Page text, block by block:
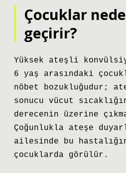
Çocuklar
geçirir?
Yüksek ateşli
6 yaş arasındaki
nöbet bozukluğudur;
sonucu vücut
derecenin üzerine
Çoğunlukla ateşe
ailesinde bu
çocuklarda görülür.